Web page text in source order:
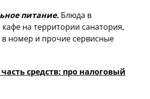
питание. Блюда в
кафе на территории санатория,
в номер и прочие сервисные
средств: про налоговый